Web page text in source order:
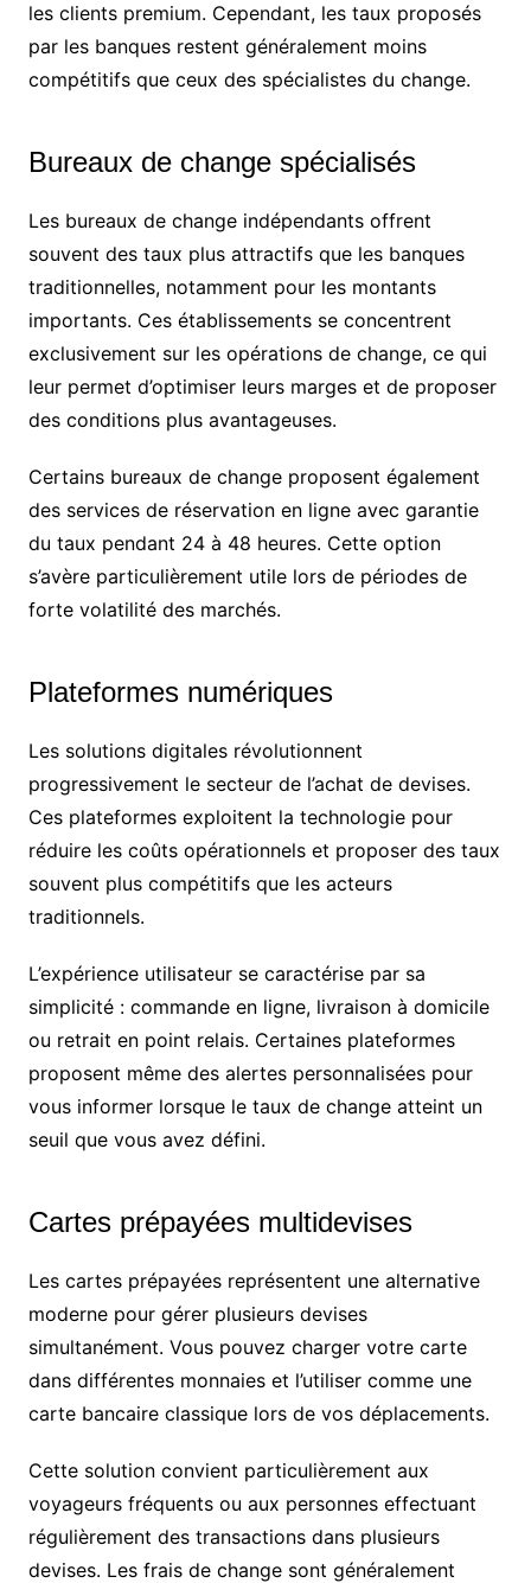
les clients premium. Cependant, les taux proposés
par les banques restent généralement moins
compétitifs que ceux des spécialistes du change.
Bureaux de change spécialisés
Les bureaux de change indépendants offrent
souvent des taux plus attractifs que les banques
traditionnelles, notamment pour les montants
importants. Ces établissements se concentrent
exclusivement sur les opérations de change, ce qui
leur permet d’optimiser leurs marges et de proposer
des conditions plus avantageuses.
Certains bureaux de change proposent également
des services de réservation en ligne avec garantie
du taux pendant 24 à 48 heures. Cette option
s’avère particulièrement utile lors de périodes de
forte volatilité des marchés.
Plateformes numériques
Les solutions digitales révolutionnent
progressivement le secteur de l’achat de devises.
Ces plateformes exploitent la technologie pour
réduire les coûts opérationnels et proposer des taux
souvent plus compétitifs que les acteurs
traditionnels.
L’expérience utilisateur se caractérise par sa
simplicité : commande en ligne, livraison à domicile
ou retrait en point relais. Certaines plateformes
proposent même des alertes personnalisées pour
vous informer lorsque le taux de change atteint un
seuil que vous avez défini.
Cartes prépayées multidevises
Les cartes prépayées représentent une alternative
moderne pour gérer plusieurs devises
simultanément. Vous pouvez charger votre carte
dans différentes monnaies et l’utiliser comme une
carte bancaire classique lors de vos déplacements.
Cette solution convient particulièrement aux
voyageurs fréquents ou aux personnes effectuant
régulièrement des transactions dans plusieurs
devises. Les frais de change sont généralement